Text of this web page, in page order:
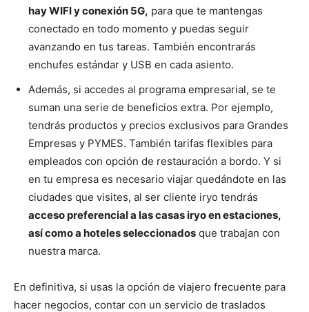
hay WIFI y conexión 5G, para que te mantengas
conectado en todo momento y puedas seguir
avanzando en tus tareas. También encontrarás
enchufes estándar y USB en cada asiento.
Además, si accedes al programa empresarial, se te
suman una serie de beneficios extra. Por ejemplo,
tendrás productos y precios exclusivos para Grandes
Empresas y PYMES. También tarifas flexibles para
empleados con opción de restauración a bordo. Y si
en tu empresa es necesario viajar quedándote en las
ciudades que visites, al ser cliente iryo tendrás
acceso preferencial a las casas iryo en estaciones,
así como a hoteles seleccionados que trabajan con
nuestra marca.
En definitiva, si usas la opción de viajero frecuente para
hacer negocios, contar con un servicio de traslados